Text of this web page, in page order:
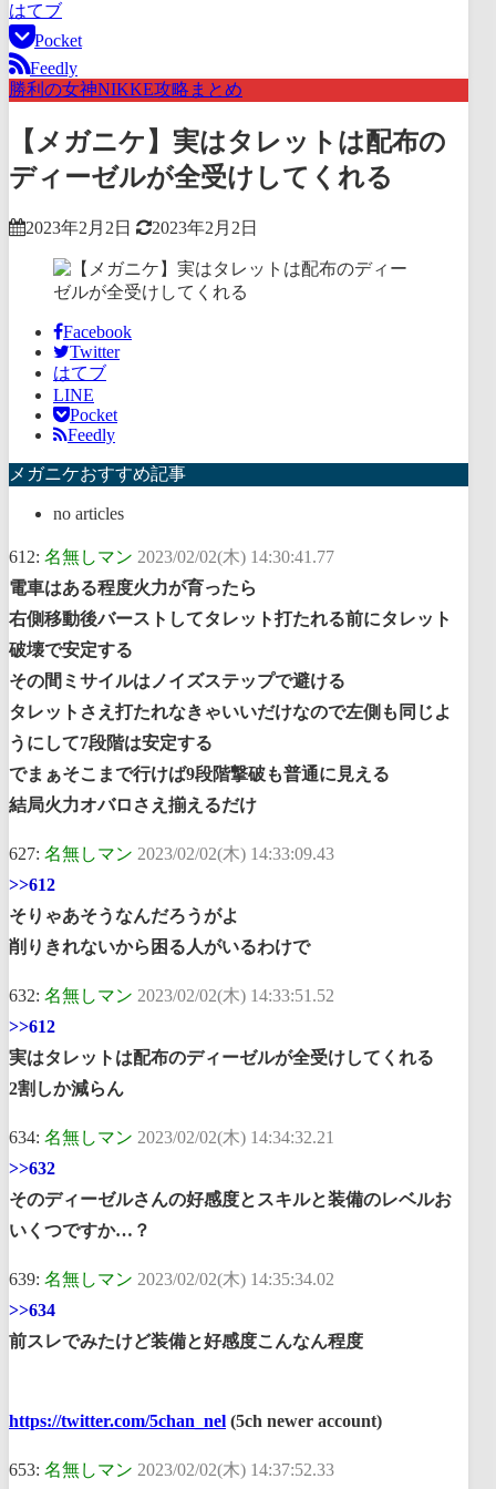
はてブ
Pocket
Feedly
勝利の女神NIKKE攻略まとめ
【メガニケ】実はタレットは配布の
ディーゼルが全受けしてくれる
2023年2月2日 2023年2月2日
Facebook
Twitter
はてブ
LINE
Pocket
Feedly
メガニケおすすめ記事
no articles
612: 名無しマン 2023/02/02(木) 14:30:41.77
電車はある程度火力が育ったら
右側移動後バーストしてタレット打たれる前にタレット
破壊で安定する
その間ミサイルはノイズステップで避ける
タレットさえ打たれなきゃいいだけなので左側も同じよ
うにして7段階は安定する
でまぁそこまで行けば9段階撃破も普通に見える
結局火力オバロさえ揃えるだけ
627: 名無しマン 2023/02/02(木) 14:33:09.43
>>612
そりゃあそうなんだろうがよ
削りきれないから困る人がいるわけで
632: 名無しマン 2023/02/02(木) 14:33:51.52
>>612
実はタレットは配布のディーゼルが全受けしてくれる
2割しか減らん
634: 名無しマン 2023/02/02(木) 14:34:32.21
>>632
そのディーゼルさんの好感度とスキルと装備のレベルお
いくつですか…？
639: 名無しマン 2023/02/02(木) 14:35:34.02
>>634
前スレでみたけど装備と好感度こんなん程度
https://twitter.com/5chan_nel (5ch newer account)
653: 名無しマン 2023/02/02(木) 14:37:52.33